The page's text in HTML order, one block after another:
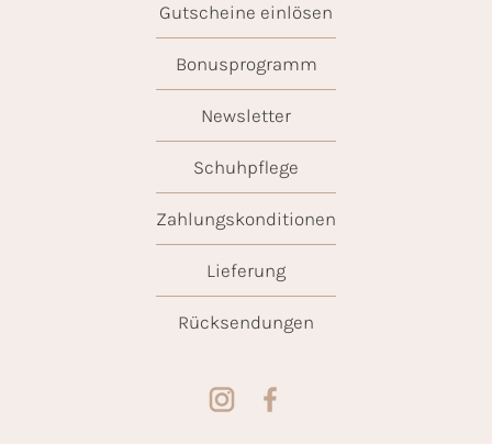
Gutscheine einlösen
Bonusprogramm
Newsletter
Schuhpflege
Zahlungskonditionen
Lieferung
Rücksendungen